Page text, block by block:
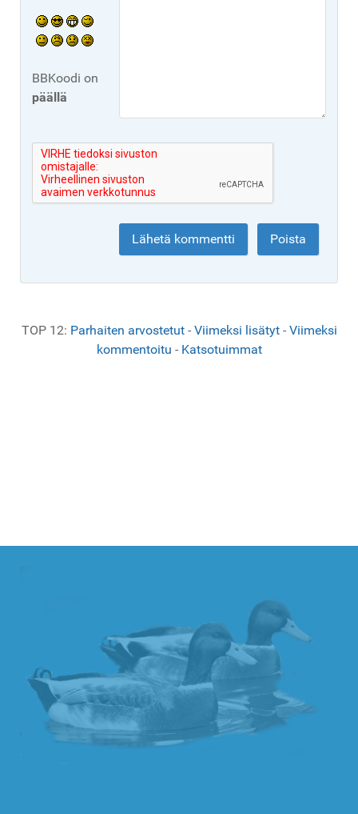
BBKoodi on
päällä
TOP 12: Parhaiten arvostetut- Viimeksi lisätyt- Viimeksi
kommentoitu - Katsotuimmat